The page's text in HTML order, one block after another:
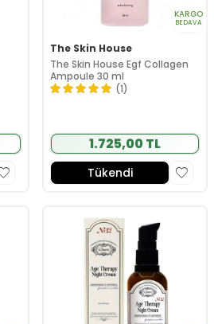
KARGO
BEDAVA
The Skin House
The Skin House Egf Collagen
Ampoule 30 ml
(1)
1.725,00 TL
Tükendi